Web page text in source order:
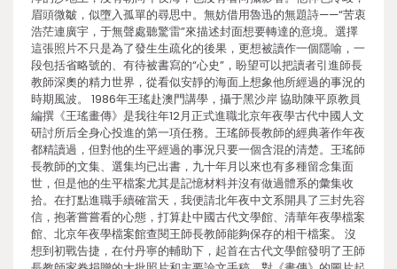
眉頭微皺，似墮入孤單的尋思中。無妨借用魯迅的無題詩——“苦衷
浩茫連廣宇，于無聲處聽驚雷”來描述封面想要轉達的意境。選擇
這張照片不只是為了發生生疏化的後果，更想被讀作一個隱喻，一
段包括省略號的、有待被書寫的“心史”，盼望可以把讀者引進師長
教師深奧的精力世界，從看似安靜的海面上想象他所經過的事況的
時期風波。 1986年王瑤赴澳門講學，攝于黑沙岸 協助陳平原教員
編撰《王瑤畫傳》是我往年12月正式進職北京年夜學古代中國人文
研討所后全身心投進的第一項任務。王瑤師長教師的經典著作年夜
都精讀過，但對他的生平經過的事況只要一個含混的清楚。王瑤師
長教師的文集、選集均已出書，九十年月以來也有多種留念集面
世，但是他的生平檔案尤其是記憶材料并沒有做過體系的彙集收
拾。在打點進職手續確當天，我便請北年夜中文系開具了三封先容
信，抱著嘗嘗看的心態，打算赴中國古代文學館、清華年夜學檔案
館、北京年夜學檔案館查閱王師長教師能夠保存的相干檔案。 沒
想到初戰告捷，在付丹寧的輔助下，起首在古代文學館發明了王師